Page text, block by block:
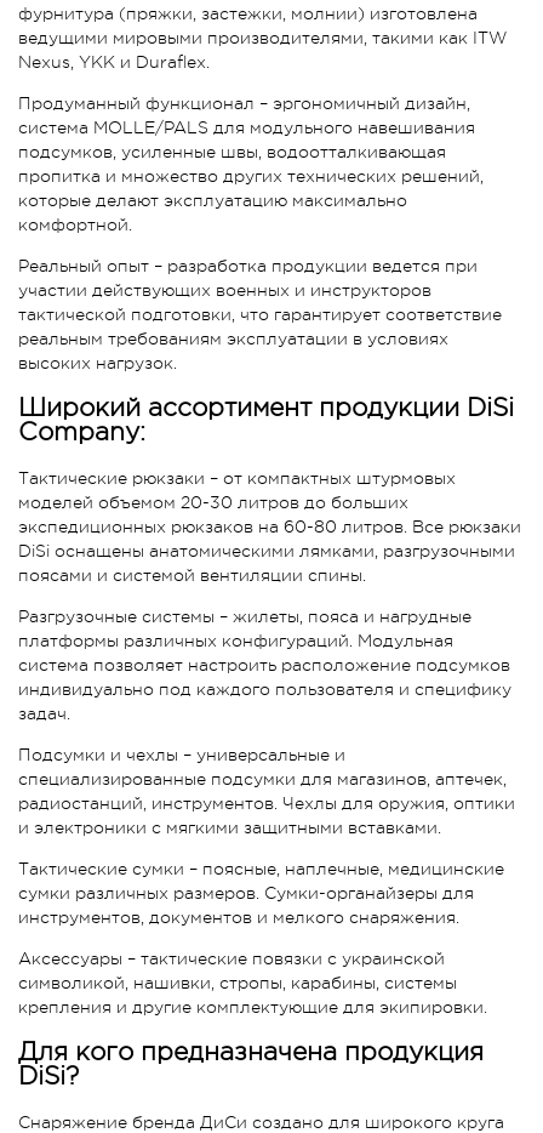
фурнитура (пряжки, застежки, молнии) изготовлена
ведущими мировыми производителями, такими как ITW
Nexus, YKK и Duraflex.
Продуманный функционал – эргономичный дизайн,
система MOLLE/PALS для модульного навешивания
подсумков, усиленные швы, водоотталкивающая
пропитка и множество других технических решений,
которые делают эксплуатацию максимально
комфортной.
Реальный опыт – разработка продукции ведется при
участии действующих военных и инструкторов
тактической подготовки, что гарантирует соответствие
реальным требованиям эксплуатации в условиях
высоких нагрузок.
Широкий ассортимент продукции DiSi
Company:
Тактические рюкзаки – от компактных штурмовых
моделей объемом 20-30 литров до больших
экспедиционных рюкзаков на 60-80 литров. Все рюкзаки
DiSi оснащены анатомическими лямками, разгрузочными
поясами и системой вентиляции спины.
Разгрузочные системы – жилеты, пояса и нагрудные
платформы различных конфигураций. Модульная
система позволяет настроить расположение подсумков
индивидуально под каждого пользователя и специфику
задач.
Подсумки и чехлы – универсальные и
специализированные подсумки для магазинов, аптечек,
радиостанций, инструментов. Чехлы для оружия, оптики
и электроники с мягкими защитными вставками.
Тактические сумки – поясные, наплечные, медицинские
сумки различных размеров. Сумки-органайзеры для
инструментов, документов и мелкого снаряжения.
Аксессуары – тактические повязки с украинской
символикой, нашивки, стропы, карабины, системы
крепления и другие комплектующие для экипировки.
Для кого предназначена продукция
DiSi?
Снаряжение бренда ДиСи создано для широкого круга